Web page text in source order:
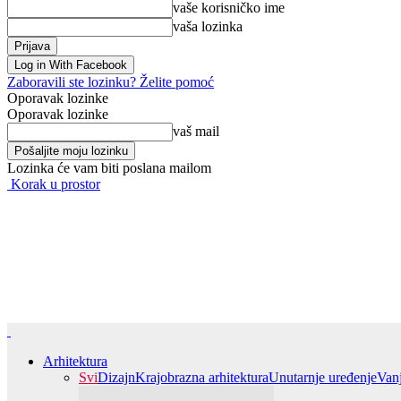
vaše korisničko ime
vaša lozinka
Log in With Facebook
Zaboravili ste lozinku? Želite pomoć
Oporavak lozinke
Oporavak lozinke
vaš mail
Lozinka će vam biti poslana mailom
Korak u prostor
Arhitektura
SviDizajnKrajobrazna arhitekturaUnutarnje uređenje